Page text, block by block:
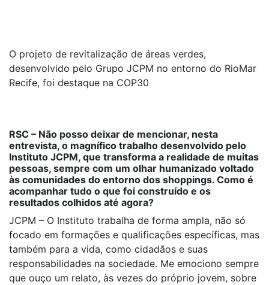
O projeto de revitalização de áreas verdes,
desenvolvido pelo Grupo JCPM no entorno do RioMar
Recife, foi destaque na COP30
RSC – Não posso deixar de mencionar, nesta
entrevista, o magnífico trabalho desenvolvido pelo
Instituto JCPM, que transforma a realidade de muitas
pessoas, sempre com um olhar humanizado voltado
às comunidades do entorno dos shoppings. Como é
acompanhar tudo o que foi construído e os
resultados colhidos até agora?
JCPM – O Instituto trabalha de forma ampla, não só
focado em formações e qualificações específicas, mas
também para a vida, como cidadãos e suas
responsabilidades na sociedade. Me emociono sempre
que ouço um relato, às vezes do próprio jovem, sobre